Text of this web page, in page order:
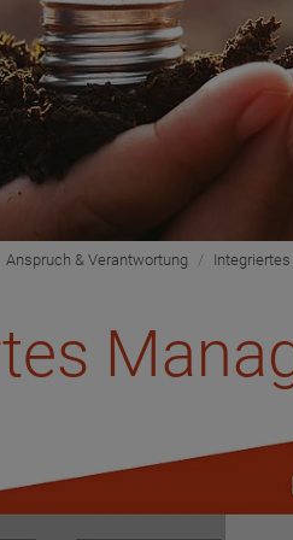
Anspruch & Verantwortung